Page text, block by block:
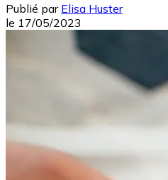
Publié par Elisa Huster
le 17/05/2023